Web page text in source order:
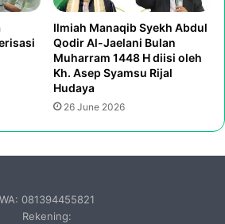
Ilmiah Manaqib Syekh Abdul
Qodir Al-Jaelani Bulan
Muharram 1448 H diisi oleh
Kh. Asep Syamsu Rijal
Hudaya
26 June 2026
WA: 081394455821
Rekening: